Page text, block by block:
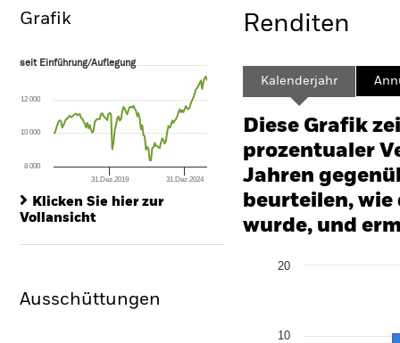
Grafik
seit Einführung/Auflegung
The chart has 1 X axis displaying Time. Range: 2016-04-01 00:00:00 to
The chart has 1 Y axis displaying values. Range: -20 to 40.
seit Einführung/Auflegung
31.Dez.2019 31.Dez.2024
8 000
10 000
12 000
Klicken Sie hier zur
Vollansicht
Ausschüttungen
Renditen
Kalenderjahr
Diese Grafik
prozentualer
Jahren
beurteilen,
wurde, und
Bar chart with 2 data
10
20